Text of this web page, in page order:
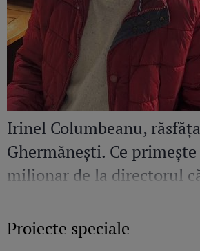
Irinel Columbeanu,
Ghermănești. Ce
milionar de la directorul
Proiecte speciale